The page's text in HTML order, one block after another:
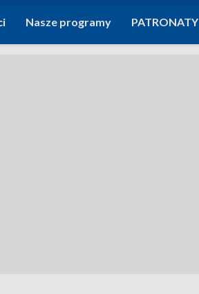
Nasze programy PATRONATY